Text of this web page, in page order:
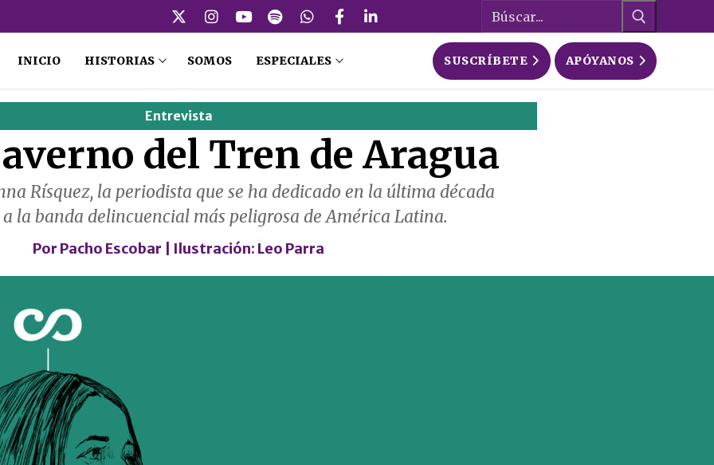
INICIO HISTORIAS SOMOS ESPECIALES SUSCRÍBETE APÓYANOS
Entrevista
del Tren de Aragua
Rísquez, la periodista que se ha dedicado en la última década
la banda delincuencial más peligrosa de América Latina.
Por Pacho Escobar | Ilustración: Leo Parra